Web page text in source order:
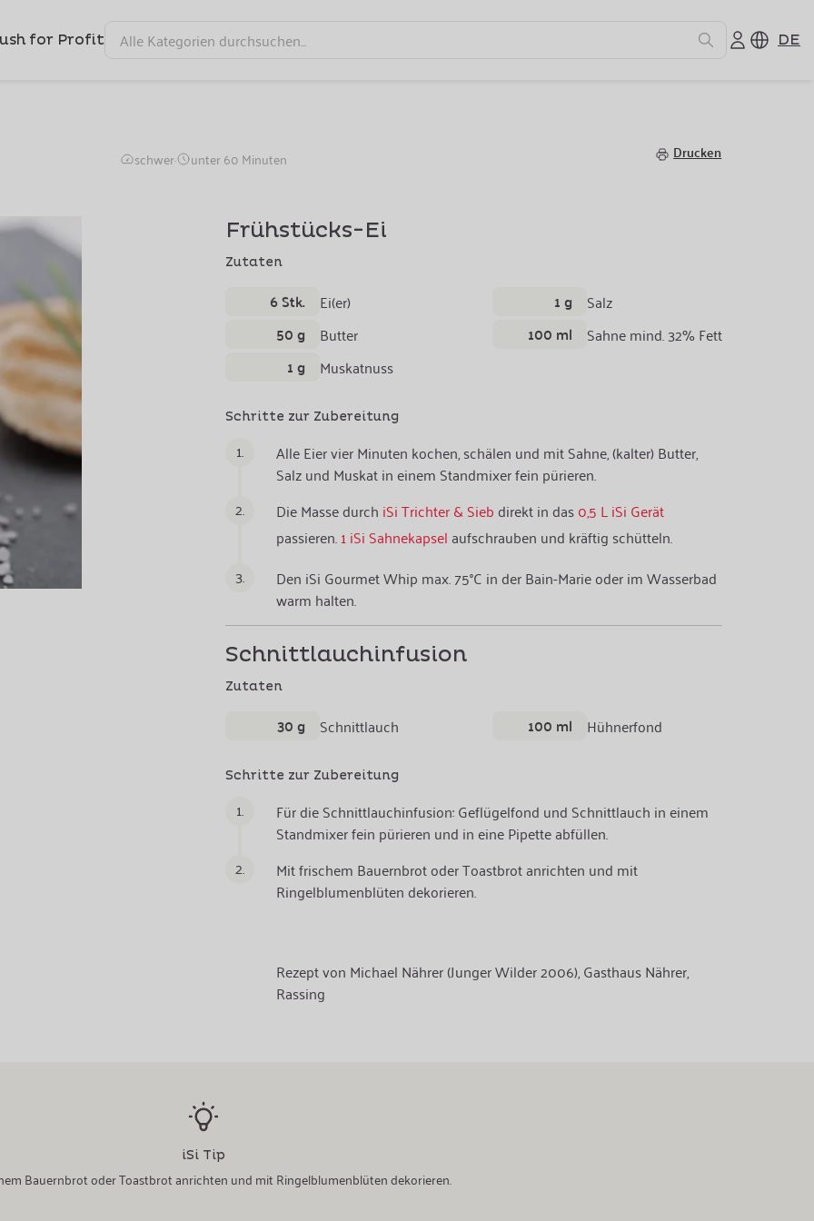
for Profit DE
Ei mit Schnittlauchinfusion
schwer· unter 60 Minuten Drucken
Frühstücks-Ei
Zutaten
6 Stk. Ei(er)
50 g Butter
1 g Muskatnuss
1 g Salz
100 ml Sahne mind. 32% Fett
Schritte zur Zubereitung
1.
Alle Eier vier Minuten kochen, schälen und mit Sahne, (kalter) Butter,
Salz und Muskat in einem Standmixer fein pürieren.
2.
Die Masse durch iSi Trichter & Siebdirekt in das0,5 L iSi Gerät
passieren.1 iSi Sahnekapsel aufschrauben und kräftig schütteln.
3.
Den iSi Gourmet Whip max. 75°C in der Bain-Marie oder im Wasserbad
warm halten.
Schnittlauchinfusion
Zutaten
30 g Schnittlauch 100 ml Hühnerfond
Schritte zur Zubereitung
1.
Für die Schnittlauchinfusion: Geflügelfond und Schnittlauch in einem
Standmixer fein pürieren und in eine Pipette abfüllen.
2.
Mit frischem Bauernbrot oder Toastbrot anrichten und mit
Ringelblumenblüten dekorieren.
Rezept von Michael Nährer (Junger Wilder 2006), Gasthaus Nährer,
Rassing
iSi Tip
Bauernbrot oder Toastbrot anrichten und mit Ringelblumenblüten dekorieren.